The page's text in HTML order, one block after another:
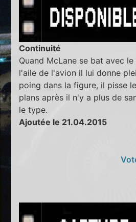
Continuité
Quand McLane se bat avec
l'aile de l'avion il lui donne
poing dans la figure, il pisse
plans après il n'y a plus de
le type.
Ajoutée le 21.04.2015